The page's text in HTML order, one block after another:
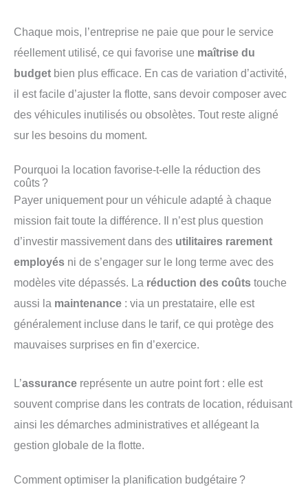
Chaque mois, l’entreprise ne paie que pour le service
réellement utilisé, ce qui favorise une maîtrise du
budget bien plus efficace. En cas de variation d’activité,
il est facile d’ajuster la flotte, sans devoir composer avec
des véhicules inutilisés ou obsolètes. Tout reste aligné
sur les besoins du moment.
Pourquoi la location favorise-t-elle la réduction des
coûts ?
Payer uniquement pour un véhicule adapté à chaque
mission fait toute la différence. Il n’est plus question
d’investir massivement dans des utilitaires rarement
employés ni de s’engager sur le long terme avec des
modèles vite dépassés. La réduction des coûts touche
aussi la maintenance : via un prestataire, elle est
généralement incluse dans le tarif, ce qui protège des
mauvaises surprises en fin d’exercice.
L’assurance représente un autre point fort : elle est
souvent comprise dans les contrats de location, réduisant
ainsi les démarches administratives et allégeant la
gestion globale de la flotte.
Comment optimiser la planification budgétaire ?